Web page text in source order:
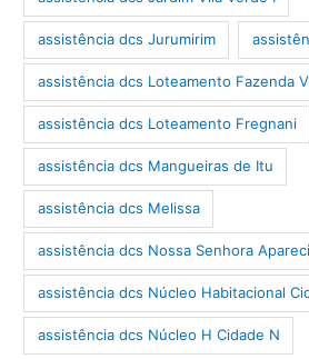
assistência dcs Jurumirim
assistência dcs Loteamento Fazenda
assistência dcs Loteamento Fregnani
assistência dcs Mangueiras de Itu
assistência dcs Melissa
assistência dcs Nossa Senhora
assistência dcs Núcleo Habitacional
assistência dcs Núcleo H Cidade N